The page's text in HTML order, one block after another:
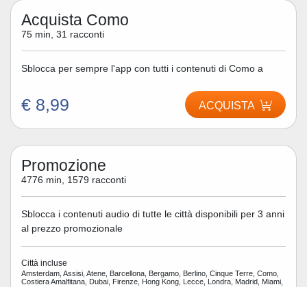
Acquista Como
75 min, 31 racconti
Sblocca per sempre l'app con tutti i contenuti di Como a
€ 8,99 ACQUISTA
Promozione
4776 min, 1579 racconti
Sblocca i contenuti audio di tutte le città disponibili per 3 anni
al prezzo promozionale
Città incluse
Amsterdam, Assisi, Atene, Barcellona, Bergamo, Berlino, Cinque Terre, Como,
Costiera Amalfitana, Dubai, Firenze, Hong Kong, Lecce, Londra, Madrid, Miami,